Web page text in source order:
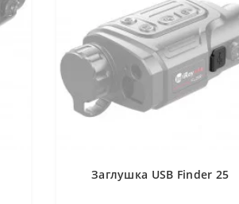
Заглушка USB Finder 25